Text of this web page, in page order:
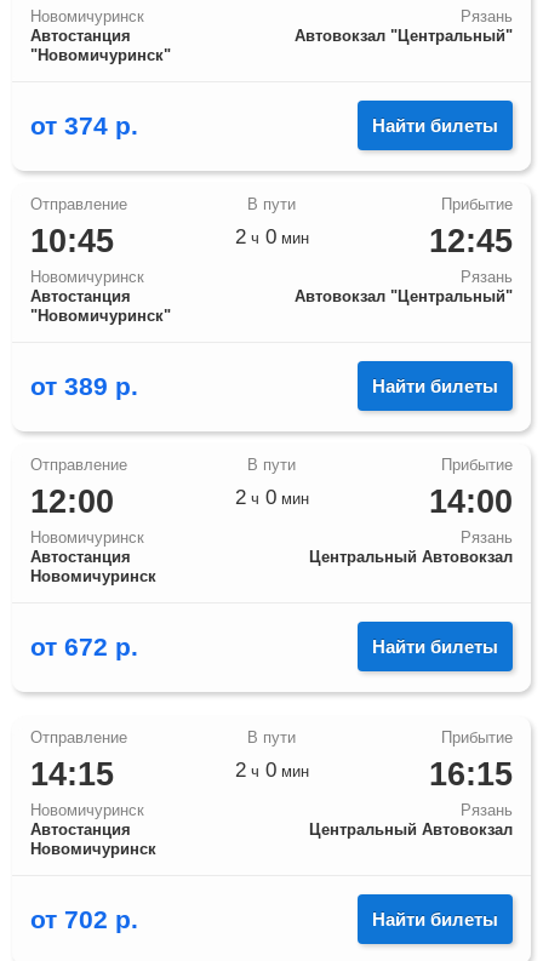
Новомичуринск
Автостанция
"Новомичуринск"
Рязань
Автовокзал "Центральный"
от 374 р. Найти билеты
10:45
Новомичуринск
Автостанция
"Новомичуринск"
12:45
Рязань
Автовокзал "Центральный"
2ч 0мин
от 389 р. Найти билеты
12:00
Новомичуринск
Автостанция
Новомичуринск
14:00
Рязань
Центральный Автовокзал
2ч 0мин
от 672 р. Найти билеты
14:15
Новомичуринск
Автостанция
Новомичуринск
16:15
Рязань
Центральный Автовокзал
2ч 0мин
от 702 р. Найти билеты